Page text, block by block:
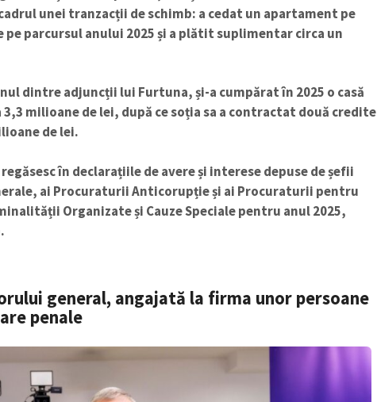
unei tranzacții de schimb: a cedat un apartament pe
pe parcursul anului 2025 și a plătit suplimentar circa un
dintre adjuncții lui Furtuna, și-a cumpărat în 2025 o casă
3,3 milioane de lei, după ce soția sa a contractat două credite
de lei.
în declarațiile de avere și interese depuse de șefii
ai Procuraturii Anticorupție și ai Procuraturii pentru
Organizate și Cauze Speciale pentru anul 2025,
general, angajată la firma unor persoane
penale